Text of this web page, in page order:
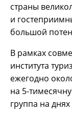
страны
и
большой
В рамках
института
ежегодно
на 5-
группа на